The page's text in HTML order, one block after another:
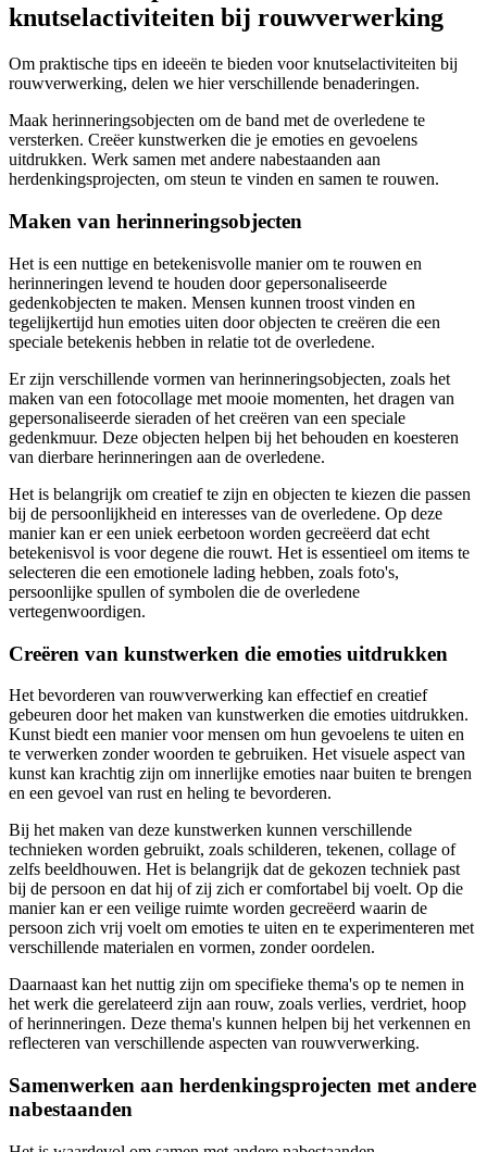
knutselactiviteiten bij rouwverwerking
Om praktische tips en ideeën te bieden voor knutselactiviteiten bij
rouwverwerking, delen we hier verschillende benaderingen.
Maak herinneringsobjecten om de band met de overledene te
versterken. Creëer kunstwerken die je emoties en gevoelens
uitdrukken. Werk samen met andere nabestaanden aan
herdenkingsprojecten, om steun te vinden en samen te rouwen.
Maken van herinneringsobjecten
Het is een nuttige en betekenisvolle manier om te rouwen en
herinneringen levend te houden door gepersonaliseerde
gedenkobjecten te maken. Mensen kunnen troost vinden en
tegelijkertijd hun emoties uiten door objecten te creëren die een
speciale betekenis hebben in relatie tot de overledene.
Er zijn verschillende vormen van herinneringsobjecten, zoals het
maken van een fotocollage met mooie momenten, het dragen van
gepersonaliseerde sieraden of het creëren van een speciale
gedenkmuur. Deze objecten helpen bij het behouden en koesteren
van dierbare herinneringen aan de overledene.
Het is belangrijk om creatief te zijn en objecten te kiezen die passen
bij de persoonlijkheid en interesses van de overledene. Op deze
manier kan er een uniek eerbetoon worden gecreëerd dat echt
betekenisvol is voor degene die rouwt. Het is essentieel om items te
selecteren die een emotionele lading hebben, zoals foto's,
persoonlijke spullen of symbolen die de overledene
vertegenwoordigen.
Creëren van kunstwerken die emoties uitdrukken
Het bevorderen van rouwverwerking kan effectief en creatief
gebeuren door het maken van kunstwerken die emoties uitdrukken.
Kunst biedt een manier voor mensen om hun gevoelens te uiten en
te verwerken zonder woorden te gebruiken. Het visuele aspect van
kunst kan krachtig zijn om innerlijke emoties naar buiten te brengen
en een gevoel van rust en heling te bevorderen.
Bij het maken van deze kunstwerken kunnen verschillende
technieken worden gebruikt, zoals schilderen, tekenen, collage of
zelfs beeldhouwen. Het is belangrijk dat de gekozen techniek past
bij de persoon en dat hij of zij zich er comfortabel bij voelt. Op die
manier kan er een veilige ruimte worden gecreëerd waarin de
persoon zich vrij voelt om emoties te uiten en te experimenteren met
verschillende materialen en vormen, zonder oordelen.
Daarnaast kan het nuttig zijn om specifieke thema's op te nemen in
het werk die gerelateerd zijn aan rouw, zoals verlies, verdriet, hoop
of herinneringen. Deze thema's kunnen helpen bij het verkennen en
reflecteren van verschillende aspecten van rouwverwerking.
Samenwerken aan herdenkingsprojecten met andere
nabestaanden